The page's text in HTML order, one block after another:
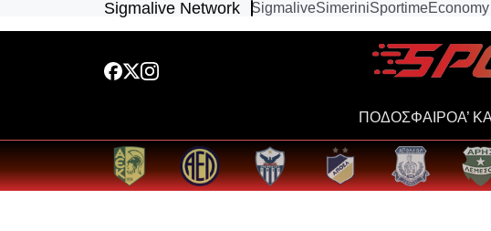
Sigmalive Network SigmaliveSimeriniSportime
ΠΟΔΟΣΦΑΙΡΟΑ’